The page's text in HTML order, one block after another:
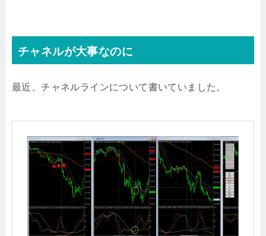
チャネルが大事なのに
最近、チャネルラインについて書いていました。